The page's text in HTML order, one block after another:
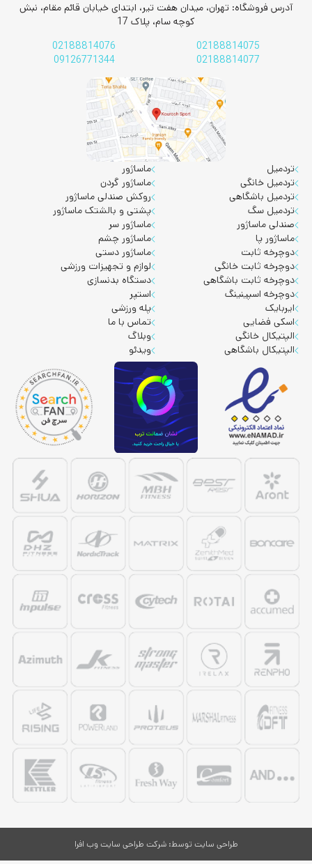
آدرس فروشگاه: تهران، میدان هفت تیر، ابتدای خیابان قائم مقام، نبش
کوچه سام، پلاک 17
02188814075
02188814076
02188814077
09126771344
تردمیل
تردمیل خانگی
تردمیل باشگاهی
تردمیل سگ
صندلی ماساژور
ماساژور پا
دوچرخه ثابت
دوچرخه ثابت خانگی
دوچرخه ثابت باشگاهی
دوچرخه اسپینینگ
ایربایک
اسکی فضایی
الپتیکال خانگی
الپتیکال باشگاهی
ماساژور
ماساژور گردن
روکش صندلی ماساژور
پشتی و بالشتک ماساژور
ماساژور سر
ماساژور چشم
ماساژور دستی
لوازم و تجهیزات ورزشی
دستگاه بدنسازی
استپر
پله ورزشی
تماس با ما
وبلاگ
ویدئو
طراحی سایت توسط:شرکت طراحی سایت وب افرا